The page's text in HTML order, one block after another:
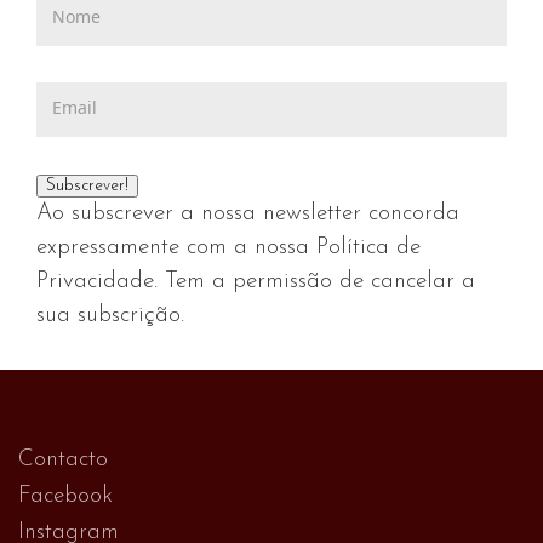
Ao subscrever a nossa newsletter concorda
expressamente com a nossa Política de
Privacidade. Tem a permissão de cancelar a
sua subscrição.
Contacto
Facebook
Instagram